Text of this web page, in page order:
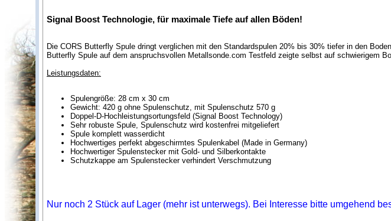
Signal Boost Technologie, für maximale Tiefe auf allen Böden!
Die CORS Butterfly Spule dringt verglichen mit den Standardspulen 20% bis 30% tiefer in den
Butterfly Spule auf dem anspruchsvollen Metallsonde.com Testfeld zeigte selbst auf schwierigem
Leistungsdaten:
Spulengröße: 28 cm x 30 cm
Gewicht: 420 g ohne Spulenschutz, mit Spulenschutz 570 g
Doppel-D-Hochleistungsortungsfeld (Signal Boost Technology)
Sehr robuste Spule, Spulenschutz wird kostenfrei mitgeliefert
Spule komplett wasserdicht
Hochwertiges perfekt abgeschirmtes Spulenkabel (Made in Germany)
Hochwertiger Spulenstecker mit Gold- und Silberkontakte
Schutzkappe am Spulenstecker verhindert Verschmutzung
Nur noch 2 Stück auf Lager (mehr ist unterwegs). Bei Interesse bitte umgehend